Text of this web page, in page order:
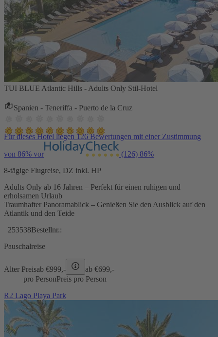
TUI BLUE Atlantic Hills - Adults Only Stil-Hotel
Spanien - Teneriffa - Puerto de la Cruz
Für dieses Hotel liegen 126 Bewertungen mit einer Zustimmung
von 86% vor (126) 86%
8-tägige Flugreise, DZ inkl. HP
Adults Only ab 16 Jahren – Perfekt für einen ruhigen und
erholsamen Urlaub
Traumhafter Panoramablick – Genießen Sie den Ausblick auf den
Atlantik und den Teide
253538Bestellnr.:
Pauschalreise
Alter Preisab €999,- ab €699,-
pro PersonPreis pro Person
R2 Lago Playa Park